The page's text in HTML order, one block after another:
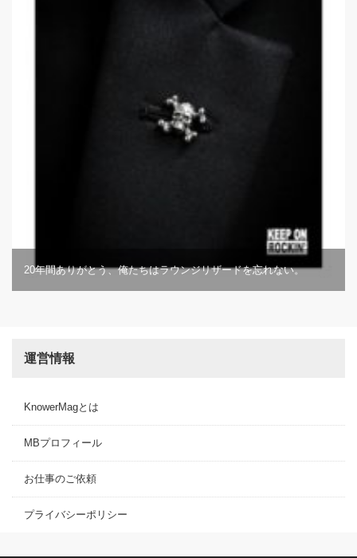
20年間ありがとう、俺たちはラウンジリザードを忘れない。
運営情報
KnowerMagとは
MBプロフィール
お仕事のご依頼
プライバシーポリシー